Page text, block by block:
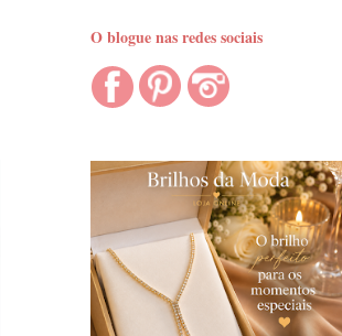
O blogue nas redes sociais